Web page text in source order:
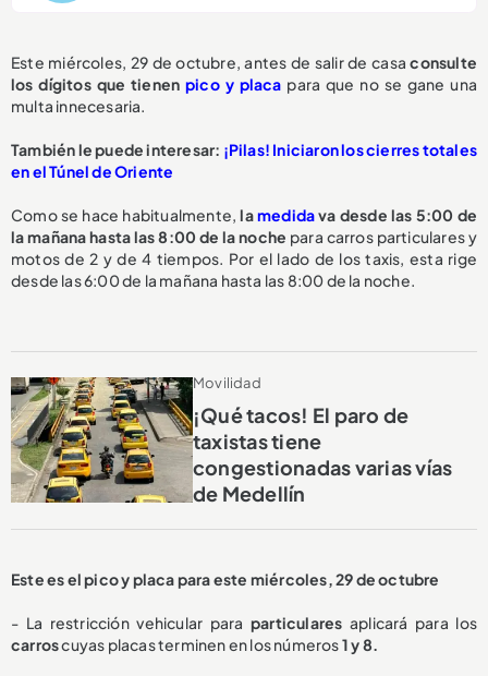
Este miércoles, 29 de octubre, antes de salir de casaconsulte
los dígitos que tienen pico y placa para que no se gane una
multa innecesaria.
También le puede interesar: ¡Pilas! Iniciaron los cierres totales
en el Túnel de Oriente
Como se hace habitualmente,lamedidava desde las 5:00 de
la mañana hasta las 8:00 de la noche para carros particulares y
motos de 2 y de 4 tiempos. Por el lado de los taxis, esta rige
desde las 6:00 de la mañana hasta las 8:00 de la noche.
Movilidad
¡Qué tacos! El paro de
taxistas tiene
congestionadas varias vías
de Medellín
Este es el pico y placa para este miércoles, 29 de octubre
- La restricción vehicular paraparticulares aplicará para los
carroscuyas placas terminen en los números1 y 8.